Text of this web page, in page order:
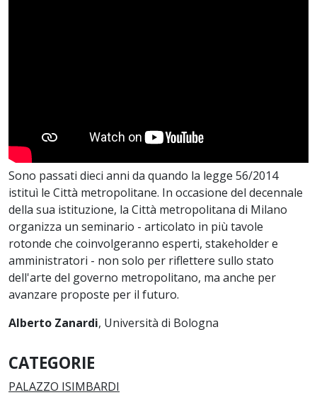
Sono passati dieci anni da quando la legge 56/2014
istituì le Città metropolitane. In occasione del decennale
della sua istituzione, la Città metropolitana di Milano
organizza un seminario - articolato in più tavole
rotonde che coinvolgeranno esperti, stakeholder e
amministratori - non solo per riflettere sullo stato
dell'arte del governo metropolitano, ma anche per
avanzare proposte per il futuro.
Alberto Zanardi, Università di Bologna
CATEGORIE
PALAZZO ISIMBARDI